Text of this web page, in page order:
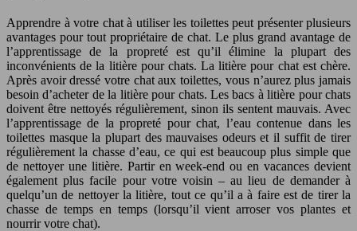
Apprendre à votre chat à utiliser les toilettes peut présenter plusieurs
avantages pour tout propriétaire de chat. Le plus grand avantage de
l’apprentissage de la propreté est qu’il élimine la plupart des
inconvénients de la litière pour chats. La litière pour chat est chère.
Après avoir dressé votre chat aux toilettes, vous n’aurez plus jamais
besoin d’acheter de la litière pour chats. Les bacs à litière pour chats
doivent être nettoyés régulièrement, sinon ils sentent mauvais. Avec
l’apprentissage de la propreté pour chat, l’eau contenue dans les
toilettes masque la plupart des mauvaises odeurs et il suffit de tirer
régulièrement la chasse d’eau, ce qui est beaucoup plus simple que
de nettoyer une litière. Partir en week-end ou en vacances devient
également plus facile pour votre voisin – au lieu de demander à
quelqu’un de nettoyer la litière, tout ce qu’il a à faire est de tirer la
chasse de temps en temps (lorsqu’il vient arroser vos plantes et
nourrir votre chat).